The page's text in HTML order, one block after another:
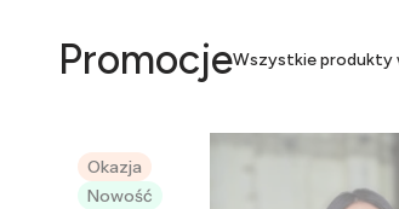
PromocjeWszystkie produkty
Okazja
Nowość